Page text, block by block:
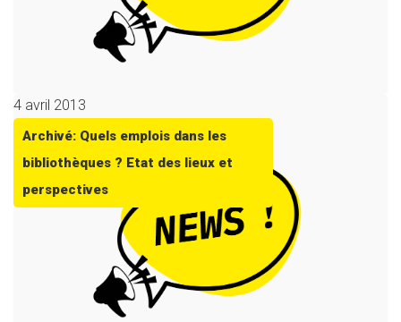
4 avril 2013
Archivé: Quels emplois dans les
bibliothèques ? Etat des lieux et
perspectives